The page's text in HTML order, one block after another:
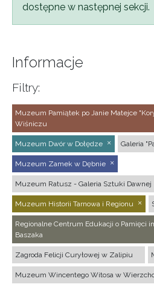
dostępne w następnej sekcji.
Informacje
Filtry:
Muzeum Pamiątek po Janie Matejce
Wiśniczu
Muzeum Dwór w Dołędze Galeria
Muzeum Zamek w Dębnie
Muzeum Ratusz - Galeria Sztuki Dawnej
Muzeum Historii Tarnowa i Regionu
Regionalne Centrum Edukacji o Pamięci
Baszaka
Zagroda Felicji Curyłowej w Zalipiu
Muzeum Wincentego Witosa w